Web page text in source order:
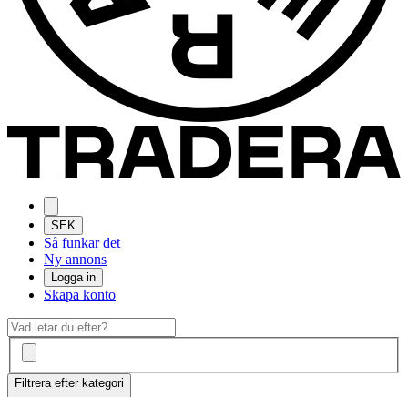
SEK
Så funkar det
Ny annons
Logga in
Skapa konto
Filtrera efter kategori